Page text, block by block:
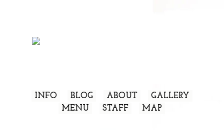
INFO BLOG ABOUT
GALLERY
MENU
STAFF MAP